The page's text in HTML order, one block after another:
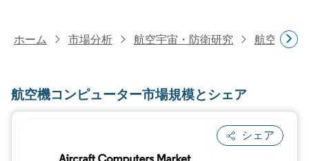
ホーム 市場分析 航空宇宙・防衛研究 航空機部
航空機コンピューター市場規模とシェア
シェア